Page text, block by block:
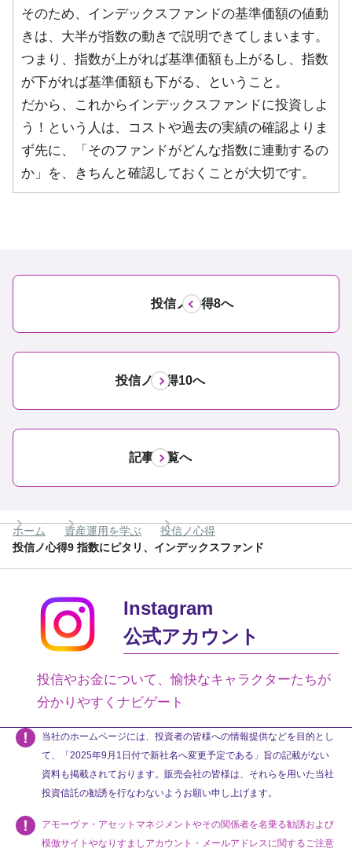
そのため、インデックスファンドの基準価額の値動
きは、大半が指数の動きで説明できてしまいます。
つまり、指数が上がれば基準価額も上がるし、指数
が下がれば基準価額も下がる、ということ。
だから、これからインデックスファンドに投資しよ
う！という人は、コストや過去の実績の確認よりま
ず先に、「そのファンドがどんな指数に連動するの
か」を、きちんと確認しておくことが大切です。
投信ノ心得8へ
投信ノ心得10へ
記事一覧へ
ホーム 資産運用を学ぶ
投信ノ心得
投信ノ心得9 指数にピタリ、インデックスファンド
Instagram
公式アカウント
投信やお金について、愉快なキャラクターたちが
分かりやすくナビゲート
当社のホームページには、投資者の皆様への情報提供などを目的とし
て、「2025年9月1日付で新社名へ変更予定である」旨の記載がない
資料も掲載されております。販売会社の皆様は、それらを用いた当社
投資信託の勧誘を行なわないようお願い申し上げます。
アモーヴァ・アセットマネジメントやその関係者を名乗る勧誘および
模倣サイトやなりすましアカウント・メールアドレスに関するご注意